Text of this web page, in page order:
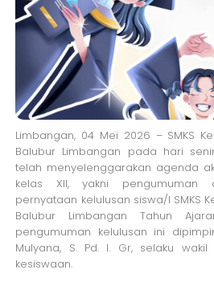
Limbangan, 04 Mei 2026 – SMKS
Balubur Limbangan pada hari
telah menyelenggarakan agenda
kelas XII, yakni pengumuman
pernyataan kelulusan siswa/I SMKS
Balubur Limbangan Tahun
pengumuman kelulusan ini
Mulyana, S. Pd. I. Gr, selaku
kesiswaan.